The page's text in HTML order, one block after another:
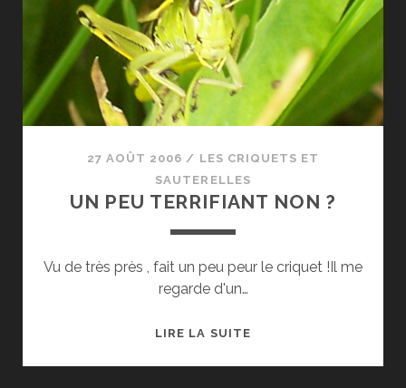
27 AOÛT 2006 / LES CRIQUETS ET
SAUTERELLES
UN PEU TERRIFIANT NON ?
Vu de très près , fait un peu peur le criquet !Il me
regarde d'un…
LIRE LA SUITEUN